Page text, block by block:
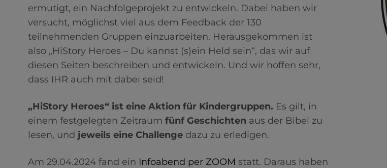
ermutigt, ein Nachfolgeprojekt zu entwickeln. Dabei haben wir
versucht, möglichst viel aus dem Feedback der 130
teilnehmenden Gruppen einzuarbeiten. Herausgekommen ist
also „HiStory Heroes – Du kannst (s)ein Held sein“, das wir auf
diesen Seiten beschreiben und entwickeln. Und wir hoffen sehr,
dass IHR auch mit dabei seid!
„HiStory Heroes“ ist eine Aktion für Kindergruppen. Es gilt, in
einem festgelegten Zeitraumfünf Geschichten aus der Bibel zu
lesen, und jeweils eine Challenge dazu zu erledigen.
Am 29.04.2024 fand ein Infoabend per ZOOM statt. Daraus haben